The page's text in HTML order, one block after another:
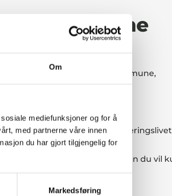
Om
mediefunksjoner og for å
med partnerne våre innen
du har gjort tilgjengelig for
Markedsføring
kommune
2025. Nordre Follo Kommune,
og 2009? Kommunen og næringslivet
på jobbene kan variere, men du vil